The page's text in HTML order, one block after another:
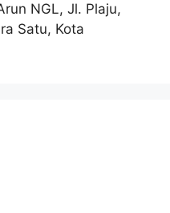
NGL, Jl. Plaju,
Satu, Kota